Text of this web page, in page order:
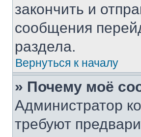
закончить и
сообщения
раздела.
Вернуться к началу
» Почему моё
Администратор
требуют